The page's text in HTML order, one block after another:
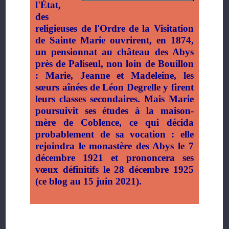
l'État,
des
religieuses de l'Ordre de la Visitation
de Sainte Marie ouvrirent, en 1874,
un pensionnat au château des Abys
près de Paliseul, non loin de Bouillon
: Marie, Jeanne et Madeleine, les
sœurs aînées de Léon Degrelle y firent
leurs classes secondaires. Mais Marie
poursuivit ses études à la maison-
mère de Coblence, ce qui décida
probablement de sa vocation : elle
rejoindra le monastère des Abys le 7
décembre 1921 et prononcera ses
vœux définitifs le 28 décembre 1925
(ce blog au 15 juin 2021).